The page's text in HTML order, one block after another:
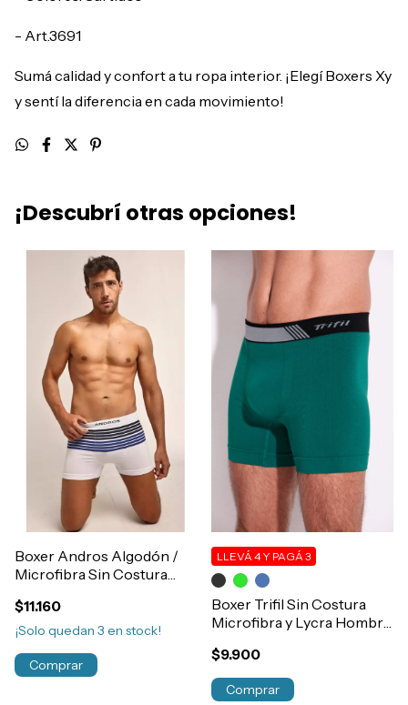
- Art.3691
Sumá calidad y confort a tu ropa interior. ¡Elegí Boxers Xy
y sentí la diferencia en cada movimiento!
¡Descubrí otras opciones!
Boxer Andros Algodón /
Microfibra Sin Costura
$11.160
¡Solo quedan 3 en stock!
Comprar
Boxer Trifil Sin Costura
Microfibra y Lycra Hombre
$9.900
LLEVÁ 4 Y PAGÁ 3
Comprar